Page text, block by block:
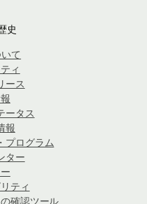
史
て
ィ
ース
ータス
報
プログラム
ター
ティ
確認ツール